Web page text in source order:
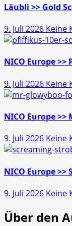
Läubli >> Gold
9. Juli 2026 Keine
NICO Europe
9. Juli 2026 Keine
NICO Europe
9. Juli 2026 Keine
NICO Europe
9. Juli 2026 Keine
Über den